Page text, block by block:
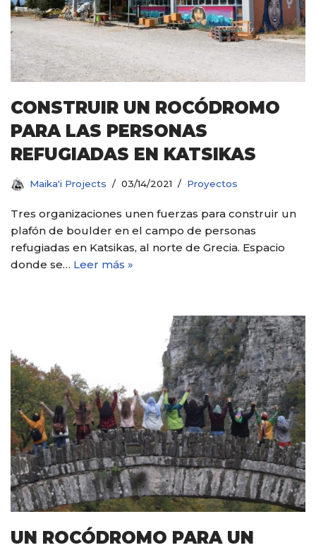
CONSTRUIR UN ROCÓDROMO
PARA LAS PERSONAS
REFUGIADAS EN KATSIKAS
Maika'i Projects 03/14/2021 Proyectos
Tres organizaciones unen fuerzas para construir un
plafón de boulder en el campo de personas
refugiadas en Katsikas, al norte de Grecia. Espacio
donde se… Leer más »
UN ROCÓDROMO PARA UN